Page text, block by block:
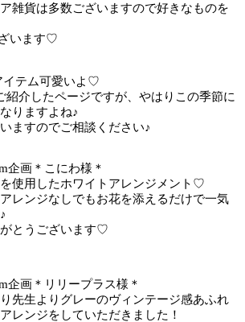
雑貨は多数ございますので好きなものを
います♡
テム可愛いよ♡
紹介したページですが、やはりこの季節に
りますよね♪
ますのでご相談ください♪
画＊こにわ様＊
使用したホワイトアレンジメント♡
レンジなしでもお花を添えるだけで一気
とうございます♡
画＊リリープラス様＊
先生よりグレーのヴィンテージ感あふれ
レンジをしていただきました！